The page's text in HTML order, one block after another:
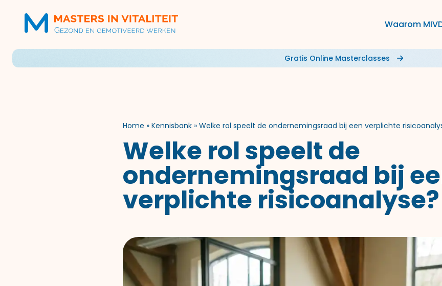
Waarom MIV
Gratis Online Masterclasses
Home » Kennisbank » Welke rol speelt de ondernemingsraad bij een verplichte
Welke rol speelt de
ondernemingsraad bij
verplichte risicoanalyse?